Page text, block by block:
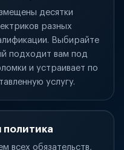
десятки
разных
Выбирайте
подходит вам под
и устраивает по
услугу.
политика
всех обязательств,